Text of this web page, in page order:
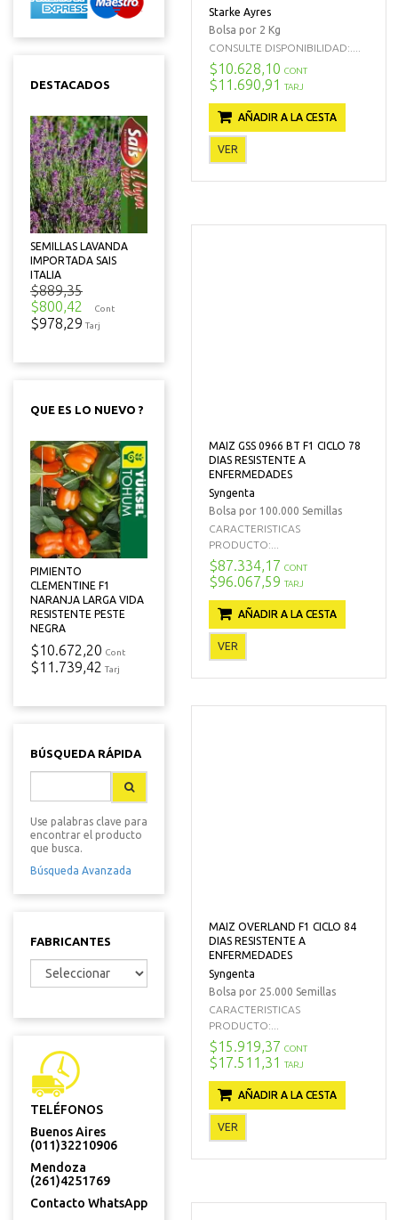
DESTACADOS
SEMILLAS LAVANDA
IMPORTADA SAIS
ITALIA
$889,35
$800,42
Cont
$978,29 Tarj
QUE ES LO NUEVO ?
PIMIENTO
CLEMENTINE F1
NARANJA LARGA VIDA
RESISTENTE PESTE
NEGRA
$10.672,20 Cont
$11.739,42 Tarj
BÚSQUEDA RÁPIDA
Use palabras clave para
encontrar el producto
que busca.
Búsqueda Avanzada
FABRICANTES
TELÉFONOS
Buenos Aires
(011)32210906
Mendoza
(261)4251769
Contacto WhatsApp
Starke Ayres
Bolsa por 2 Kg
CONSULTE DISPONIBILIDAD:....
$10.628,10 CONT
$11.690,91 TARJ
AÑADIR A LA CESTA
VER
MAIZ GSS 0966 BT F1 CICLO 78
DIAS RESISTENTE A
ENFERMEDADES
Syngenta
Bolsa por 100.000 Semillas
CARACTERISTICAS
PRODUCTO:...
$87.334,17 CONT
$96.067,59 TARJ
AÑADIR A LA CESTA
VER
MAIZ OVERLAND F1 CICLO 84
DIAS RESISTENTE A
ENFERMEDADES
Syngenta
Bolsa por 25.000 Semillas
CARACTERISTICAS
PRODUCTO:...
$15.919,37 CONT
$17.511,31 TARJ
AÑADIR A LA CESTA
VER